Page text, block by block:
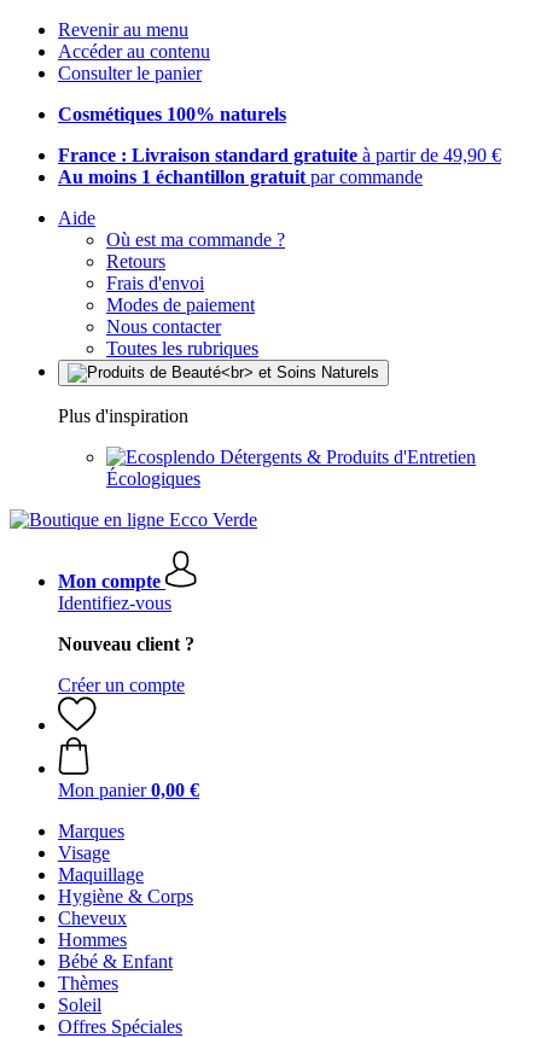
Revenir au menu
Accéder au contenu
Consulter le panier
Cosmétiques 100% naturels
France : Livraison standard gratuite à partir de 49,90 €
Au moins 1 échantillon gratuit par commande
Aide
Où est ma commande ?
Retours
Frais d'envoi
Modes de paiement
Nous contacter
Toutes les rubriques
Plus d'inspiration
Détergents & Produits d'Entretien
Écologiques
Mon compte
Identifiez-vous
Nouveau client ?
Créer un compte
Mon panier 0,00 €
Marques
Visage
Maquillage
Hygiène & Corps
Cheveux
Hommes
Bébé & Enfant
Thèmes
Soleil
Offres Spéciales